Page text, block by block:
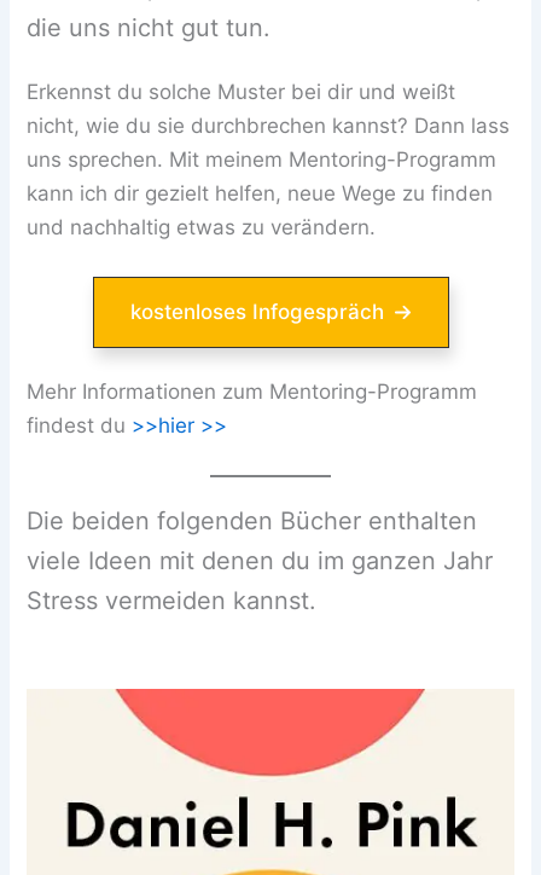
die uns nicht gut tun.
Erkennst du solche Muster bei dir und weißt
nicht, wie du sie durchbrechen kannst? Dann lass
uns sprechen. Mit meinem Mentoring-Programm
kann ich dir gezielt helfen, neue Wege zu finden
und nachhaltig etwas zu verändern.
kostenloses Infogespräch
Mehr Informationen zum Mentoring-Programm
findest du >>hier >>
Die beiden folgenden Bücher enthalten
viele Ideen mit denen du im ganzen Jahr
Stress vermeiden kannst.